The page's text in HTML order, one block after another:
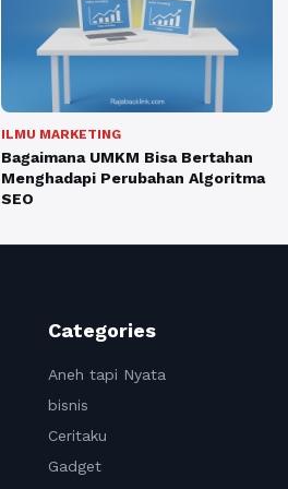
ILMU MARKETING
Bagaimana UMKM Bisa Bertahan
Menghadapi Perubahan Algoritma
SEO
Categories
Aneh tapi Nyata
bisnis
Ceritaku
Gadget